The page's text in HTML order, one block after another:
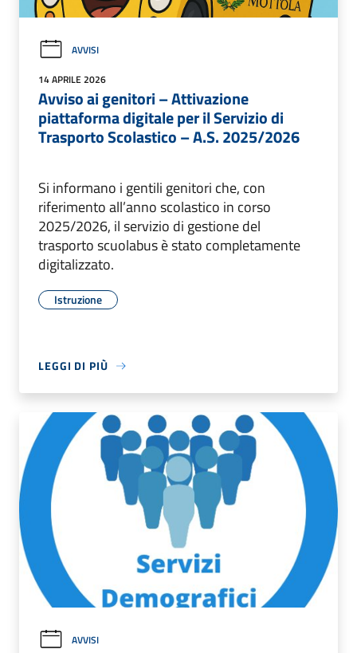
AVVISI
14 APRILE 2026
Avviso ai genitori – Attivazione
piattaforma digitale per il Servizio di
Trasporto Scolastico – A.S. 2025/2026
Si informano i gentili genitori che, con
riferimento all’anno scolastico in corso
2025/2026, il servizio di gestione del
trasporto scuolabus è stato completamente
digitalizzato.
Istruzione
LEGGI DI PIÙ
AVVISI